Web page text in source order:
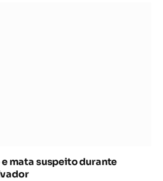
e mata suspeito durante